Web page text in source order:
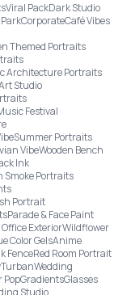
Viral PackDark Studio
CorporateCafé Vibes
Themed Portraits
Architecture Portraits
Studio
Festival
Summer Portraits
VibeWooden Bench
Ink
Smoke Portraits
Portrait
Parade & Face Paint
ExteriorWildflower
Color GelsAnime
FenceRed Room Portrait
TurbanWedding
PopGradientsGlasses